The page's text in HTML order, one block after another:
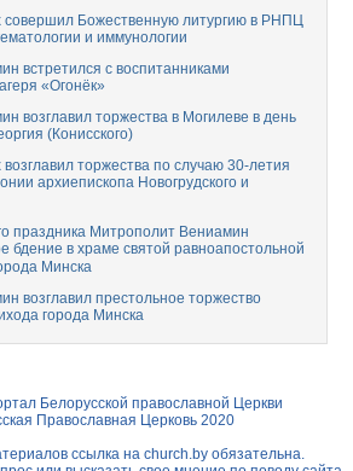
совершил Божественную литургию в РНПЦ
и иммунологии
встретился с воспитанниками
«Огонёк»
возглавил торжества в Могилеве в день
(Конисского)
торжества по случаю 30-летия
архиепископа Новогрудского и
праздника Митрополит Вениамин
бдение в храме святой равноапостольной
Минска
возглавил престольное торжество
города Минска
Белорусской православной Церкви
Православная Церковь 2020
ссылка на church.byобязательна.